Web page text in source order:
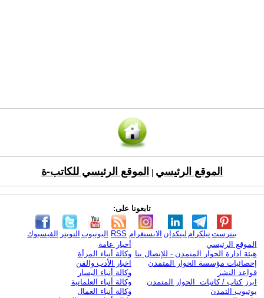
الموقع الرئيسي الموقع الرئيسي للكاتب-ة
تابعونا على:
الفيسبوك التويتر اليوتيوب RSS الانستغرام لينكدإن تيلكرامبنترست
الموقع الرئيسي
هيئة ادارة الحوار المتمدن - للإتصال بنا
إحصائيات مؤسسة الحوار المتمدن
قواعد النشر
ابرز كتاب / كاتبات الحوار المتمدن
يوتيوب التمدن
أخبار عامة
وكالة أنباء المرأة
اخبار الأدب والفن
وكالة أنباء اليسار
وكالة أنباء العلمانية
وكالة أنباء العمال